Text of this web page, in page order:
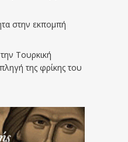
στην εκπομπή
Τουρκική
της φρίκης του